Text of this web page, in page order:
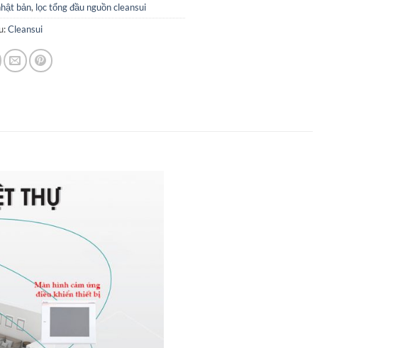
bản, lọc tổng đầu nguồn cleansui
Cleansui